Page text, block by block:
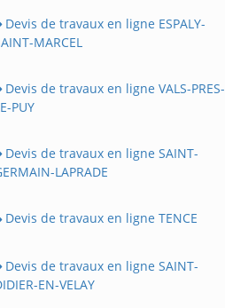
Devis de travaux en ligne ESPALY-
MARCEL
Devis de travaux en ligne VALS-PRES-
PUY
Devis de travaux en ligne SAINT-
LAPRADE
Devis de travaux en ligne TENCE
Devis de travaux en ligne SAINT-
EN-VELAY